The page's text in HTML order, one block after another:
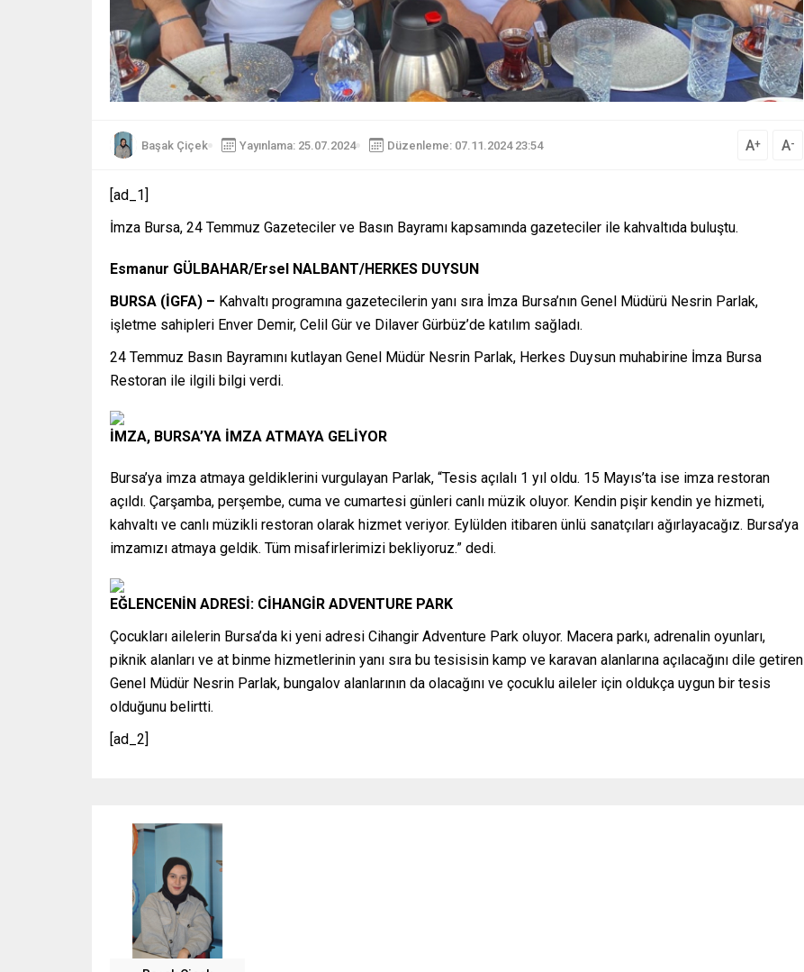
Başak Çiçek Yayınlama: 25.07.2024 Düzenleme: 07.11.2024 23:54 A+ A-
[ad_1]
İmza Bursa, 24 Temmuz Gazeteciler ve Basın Bayramı kapsamında gazeteciler ile kahvaltıda buluştu.
Esmanur GÜLBAHAR/Ersel NALBANT/HERKES DUYSUN
BURSA (İGFA) – Kahvaltı programına gazetecilerin yanı sıra İmza Bursa’nın Genel Müdürü Nesrin Parlak,
işletme sahipleri Enver Demir, Celil Gür ve Dilaver Gürbüz’de katılım sağladı.
24 Temmuz Basın Bayramını kutlayan Genel Müdür Nesrin Parlak, Herkes Duysun muhabirine İmza Bursa
Restoran ile ilgili bilgi verdi.
İMZA, BURSA’YA İMZA ATMAYA GELİYOR
Bursa’ya imza atmaya geldiklerini vurgulayan Parlak, “Tesis açılalı 1 yıl oldu. 15 Mayıs’ta ise imza restoran
açıldı. Çarşamba, perşembe, cuma ve cumartesi günleri canlı müzik oluyor. Kendin pişir kendin ye hizmeti,
kahvaltı ve canlı müzikli restoran olarak hizmet veriyor. Eylülden itibaren ünlü sanatçıları ağırlayacağız. Bursa’ya
imzamızı atmaya geldik. Tüm misafirlerimizi bekliyoruz.” dedi.
EĞLENCENİN ADRESİ: CİHANGİR ADVENTURE PARK
Çocukları ailelerin Bursa’da ki yeni adresi Cihangir Adventure Park oluyor. Macera parkı, adrenalin oyunları,
piknik alanları ve at binme hizmetlerinin yanı sıra bu tesisisin kamp ve karavan alanlarına açılacağını dile getiren
Genel Müdür Nesrin Parlak, bungalov alanlarının da olacağını ve çocuklu aileler için oldukça uygun bir tesis
olduğunu belirtti.
[ad_2]